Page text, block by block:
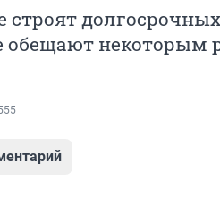
строят
обещают некоторым